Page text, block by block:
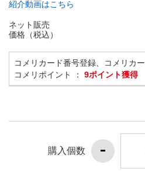
紹介動画はこちら
ネット販売
価格（税込）
コメリカード番号登録、コメリカ
コメリポイント ： 9ポイント獲得
購入個数